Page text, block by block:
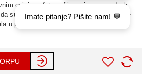
opisima, fotografijama i cenama. Ipak,
su sve navedene informacije i fotografije
u potpunosti ispravne.
DOO. Sva prava zadržana.
Imate pitanje? Pišite nam! 💬